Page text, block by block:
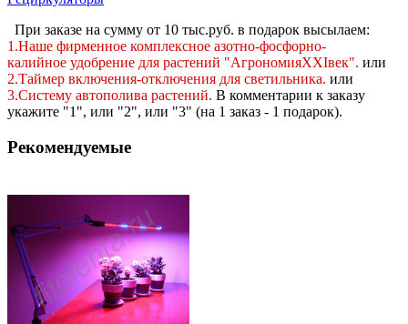
При заказе на сумму от 10 тыс.руб. в подарок высылаем:
1.Наше фирменное комплексное азотно-фосфорно-
калийное удобрение для растений "АгрономияXXIвек". или
2.Таймер включения-отключения для светильника. или
3.Систему автополива растений. В комментарии к заказу
укажите "1", или "2", или "3" (на 1 заказ - 1 подарок).
Рекомендуемые